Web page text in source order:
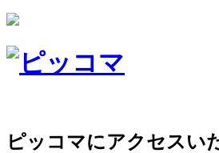
ピッコマにアクセスい